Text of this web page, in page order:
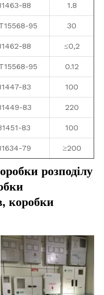
88
1.8
95 30
88 ≤0,2
95
0.12
83
100
83
220
83 100
79 ≥200
розподілу
коробки